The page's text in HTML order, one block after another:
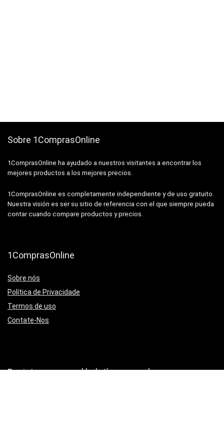
Sobre 1ComprasOnline
1ComprasOnline ha ayudado a nuestros visitantes a encontrar los
mejores productos a los mejores precios.
1ComprasOnline es completamente independiente y de uso gratuito.
Nuestra visión es ser su sitio de referencia con el que siempre pueda
contar cuando compare productos y precios.
1ComprasOnline
Sobre nós
Política de Privacidade
Termos de uso
Contate-Nos
Registrarse para el boletín semanal